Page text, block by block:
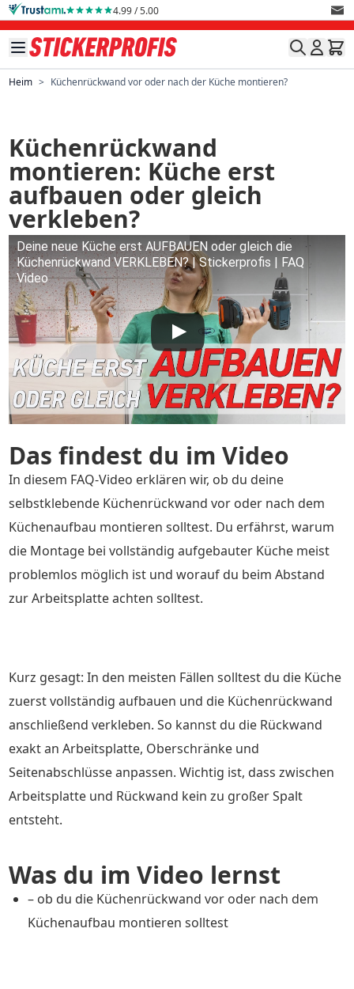
Direkt zum Inhalt 4.99 / 5.00
Heim > Küchenrückwand vor oder nach der Küche montieren?
Küchenrückwand
montieren: Küche erst
aufbauen oder gleich
verkleben?
Deine neue Küche erst AUFBAUEN oder gleich die
Küchenrückwand VERKLEBEN? | Stickerprofis | FAQ
Video
Das findest du im Video
In diesem FAQ-Video erklären wir, ob du deine
selbstklebende Küchenrückwand vor oder nach dem
Küchenaufbau montieren solltest. Du erfährst, warum
die Montage bei vollständig aufgebauter Küche meist
problemlos möglich ist und worauf du beim Abstand
zur Arbeitsplatte achten solltest.
Kurz gesagt: In den meisten Fällen solltest du die Küche
zuerst vollständig aufbauen und die Küchenrückwand
anschließend verkleben. So kannst du die Rückwand
exakt an Arbeitsplatte, Oberschränke und
Seitenabschlüsse anpassen. Wichtig ist, dass zwischen
Arbeitsplatte und Rückwand kein zu großer Spalt
entsteht.
Was du im Video lernst
– ob du die Küchenrückwand vor oder nach dem
Küchenaufbau montieren solltest